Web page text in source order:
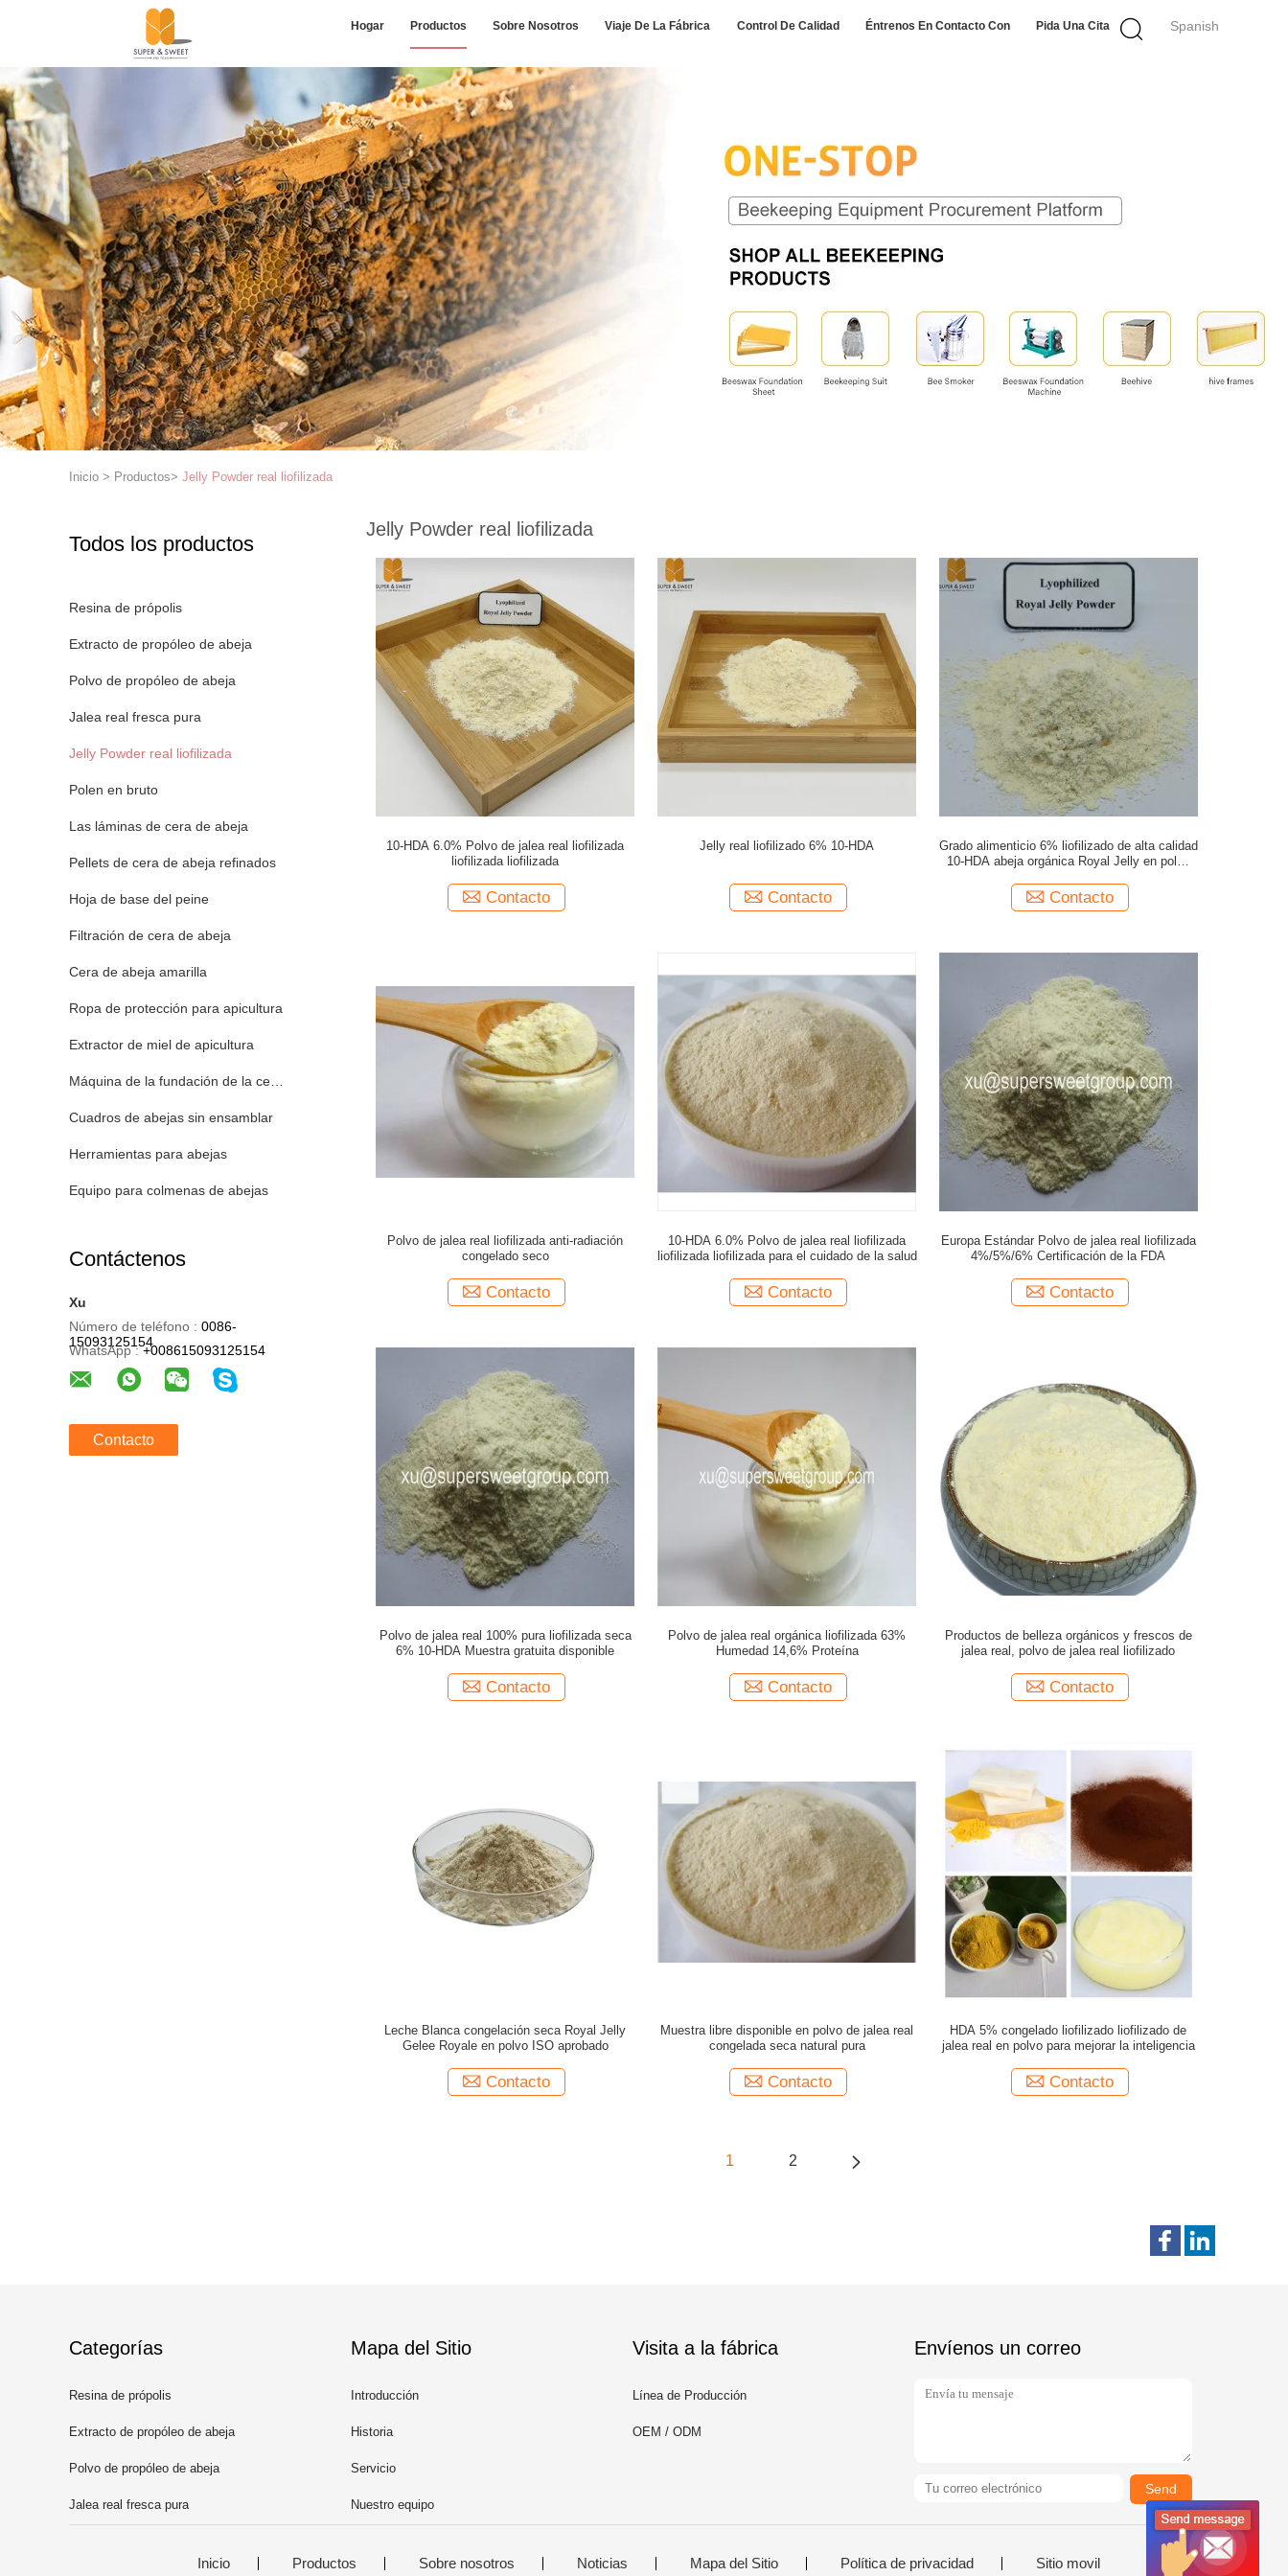
Spanish
Hogar Productos Sobre Nosotros Viaje De La Fábrica Control De Calidad Éntrenos En Contacto Con Pida Una Cita
Inicio > Productos> Jelly Powder real liofilizada
Todos los productos
Resina de própolis
Extracto de propóleo de abeja
Polvo de propóleo de abeja
Jalea real fresca pura
Jelly Powder real liofilizada
Polen en bruto
Las láminas de cera de abeja
Pellets de cera de abeja refinados
Hoja de base del peine
Filtración de cera de abeja
Cera de abeja amarilla
Ropa de protección para apicultura
Extractor de miel de apicultura
Máquina de la fundación de la cera de abejas
Cuadros de abejas sin ensamblar
Herramientas para abejas
Equipo para colmenas de abejas
Contáctenos
Xu
Número de teléfono : 0086-
15093125154
WhatsApp :+008615093125154
Contacto
Jelly Powder real liofilizada
10-HDA 6.0% Polvo de jalea real liofilizada
liofilizada liofilizada
Contacto
Jelly real liofilizado 6% 10-HDA
Contacto
Grado alimenticio 6% liofilizado de alta calidad
10-HDA abeja orgánica Royal Jelly en polvo
Contacto
Polvo de jalea real liofilizada anti-radiación
congelado seco
Contacto
10-HDA 6.0% Polvo de jalea real liofilizada
liofilizada liofilizada para el cuidado de la salud
Contacto
Europa Estándar Polvo de jalea real liofilizada
4%/5%/6% Certificación de la FDA
Contacto
Polvo de jalea real 100% pura liofilizada seca
6% 10-HDA Muestra gratuita disponible
Contacto
Polvo de jalea real orgánica liofilizada 63%
Humedad 14,6% Proteína
Contacto
Productos de belleza orgánicos y frescos de
jalea real, polvo de jalea real liofilizado
Contacto
Leche Blanca congelación seca Royal Jelly
Gelee Royale en polvo ISO aprobado
Contacto
Muestra libre disponible en polvo de jalea real
congelada seca natural pura
Contacto
HDA 5% congelado liofilizado liofilizado de
jalea real en polvo para mejorar la inteligencia
Contacto
1 2
Categorías
Resina de própolis
Extracto de propóleo de abeja
Polvo de propóleo de abeja
Jalea real fresca pura
Mapa del Sitio
Introducción
Historia
Servicio
Nuestro equipo
Visita a la fábrica
Línea de Producción
OEM / ODM
Envíenos un correo
Send
Inicio Productos Sobre nosotros Noticias Mapa del Sitio Política de privacidad Sitio movil